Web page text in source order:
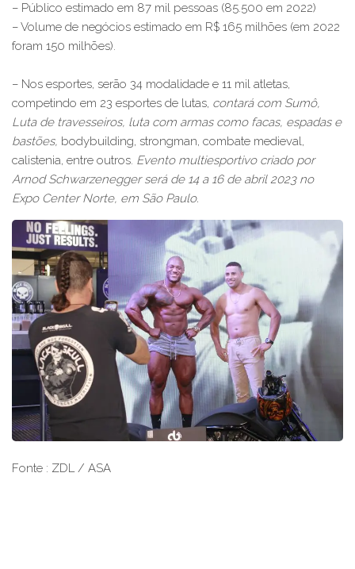
– Público estimado em 87 mil pessoas (85.500 em 2022)
– Volume de negócios estimado em R$ 165 milhões (em 2022
foram 150 milhões).
– Nos esportes, serão 34 modalidade e 11 mil atletas,
competindo em 23 esportes de lutas, contará com Sumô,
Luta de travesseiros, luta com armas como facas, espadas e
bastões, bodybuilding, strongman, combate medieval,
calistenia, entre outros. Evento multiesportivo criado por
Arnod Schwarzenegger será de 14 a 16 de abril 2023 no
Expo Center Norte, em São Paulo.
Fonte : ZDL / ASA